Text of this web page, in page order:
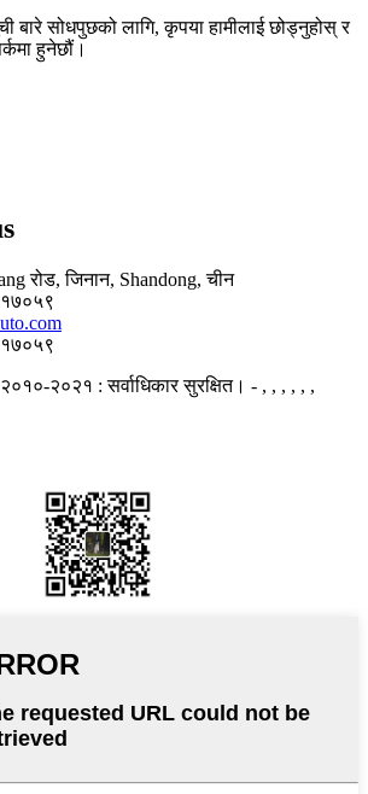
बारे सोधपुछको लागि, कृपया हामीलाई छोड्नुहोस् र
हुनेछौं।
रोड, जिनान, Shandong, चीन
२०२१ : सर्वाधिकार सुरक्षित। - , , , , , ,